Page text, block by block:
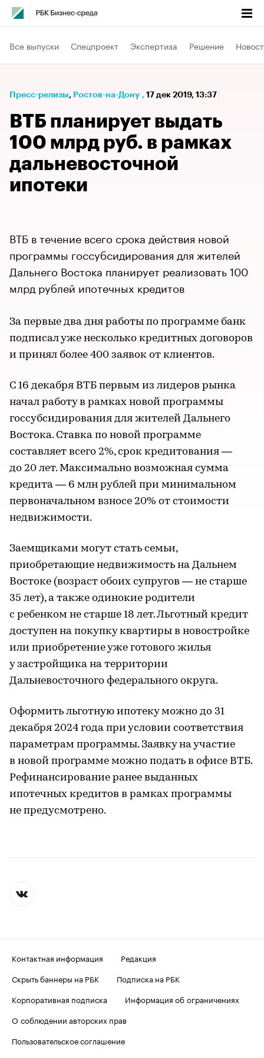
Все выпуски Спецпроект Экспертиза Решение
Пресс-релизы⁠, Ростов-на-Дону , 17 дек 2019, 13:37
ВТБ планирует выдать
100 млрд руб. в рамках
дальневосточной
ипотеки
ВТБ в течение всего срока действия новой
программы госсубсидирования для жителей
Дальнего Востока планирует реализовать 100
млрд рублей ипотечных кредитов
За первые два дня работы по программе банк
подписал уже несколько кредитных договоров
и принял более 400 заявок от клиентов.
С 16 декабря ВТБ первым из лидеров рынка
начал работу в рамках новой программы
госсубсидирования для жителей Дальнего
Востока. Ставка по новой программе
составляет всего 2%, срок кредитования —
до 20 лет. Максимально возможная сумма
кредита — 6 млн рублей при минимальном
первоначальном взносе 20% от стоимости
недвижимости.
Заемщиками могут стать семьи,
приобретающие недвижимость на Дальнем
Востоке (возраст обоих супругов — не старше
35 лет), а также одинокие родители
с ребенком не старше 18 лет. Льготный кредит
доступен на покупку квартиры в новостройке
или приобретение уже готового жилья
у застройщика на территории
Дальневосточного федерального округа.
Оформить льготную ипотеку можно до 31
декабря 2024 года при условии соответствия
параметрам программы. Заявку на участие
в новой программе можно подать в офисе ВТБ.
Рефинансирование ранее выданных
ипотечных кредитов в рамках программы
не предусмотрено.
Контактная информация
Редакция
Скрыть баннеры на РБК
Подписка на РБК
Корпоративная подписка
Информация об ограничениях
О соблюдении авторских прав
Пользовательское соглашение